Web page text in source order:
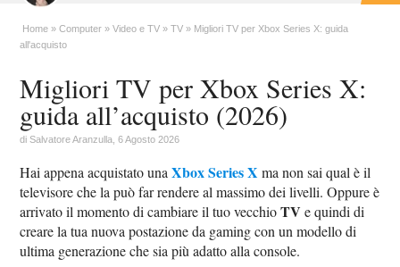
Home Computer Video e TV TV
Migliori TV per Xbox Series X: guida
all'acquisto
Migliori TV per Xbox Series X:
guida all’acquisto (2026)
diSalvatore Aranzulla , 6 Agosto 2026
Hai appena acquistato unaXbox Series X ma non sai qual è il
televisore che la può far rendere al massimo dei livelli. Oppure è
arrivato il momento di cambiare il tuo vecchioTV e quindi di
creare la tua nuova postazione da gaming con un modello di
ultima generazione che sia più adatto alla console.